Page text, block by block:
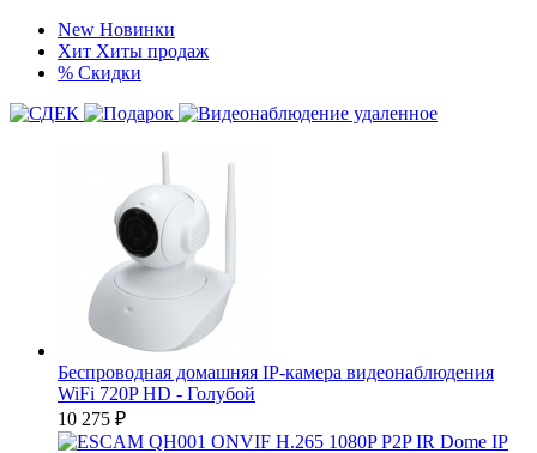
New Новинки
Хит Хиты продаж
% Скидки
Беспроводная домашняя IP-камера видеонаблюдения
WiFi 720P HD - Голубой
10 275 ₽